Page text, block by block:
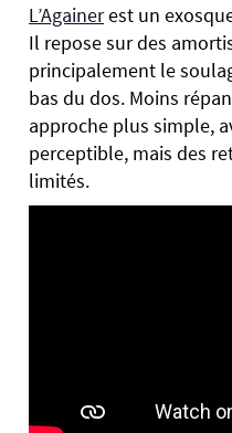
L’Againerest un
Il repose sur des
principalement le
bas du dos. Moins
approche plus simple,
perceptible, mais des
limités.